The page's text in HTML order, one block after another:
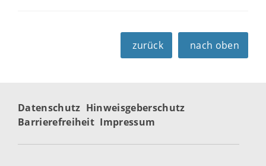
zurück nach oben
Datenschutz Hinweisgeberschutz
Barrierefreiheit Impressum